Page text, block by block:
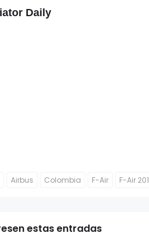
Daily
Airbus Colombia F-Air F-Air
estas entradas